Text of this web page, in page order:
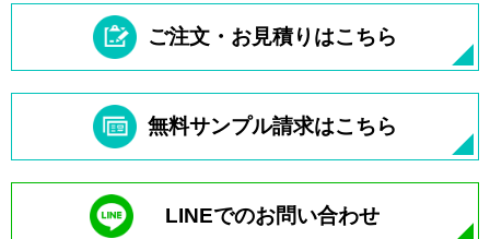
ご注文・お見積りはこちら
無料サンプル請求はこちら
LINEでのお問い合わせ